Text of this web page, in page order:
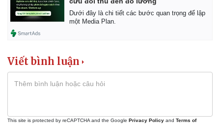
Dưới đây là chi tiết các bước quan trọng để lập
một Media Plan.
Viết bình luận
This site is protected by reCAPTCHA and the Google Privacy Policy and Terms of